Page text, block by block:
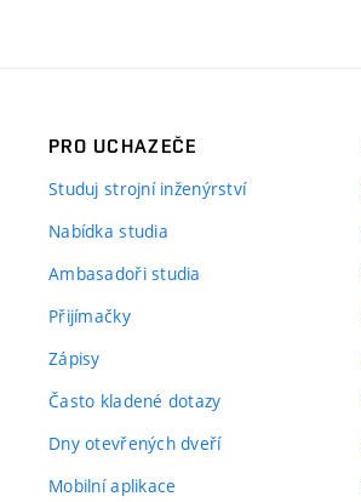
PRO UCHAZEČE
Studuj strojní inženýrství
Nabídka studia
Ambasadoři studia
Přijímačky
Zápisy
Často kladené dotazy
Dny otevřených dveří
Mobilní aplikace